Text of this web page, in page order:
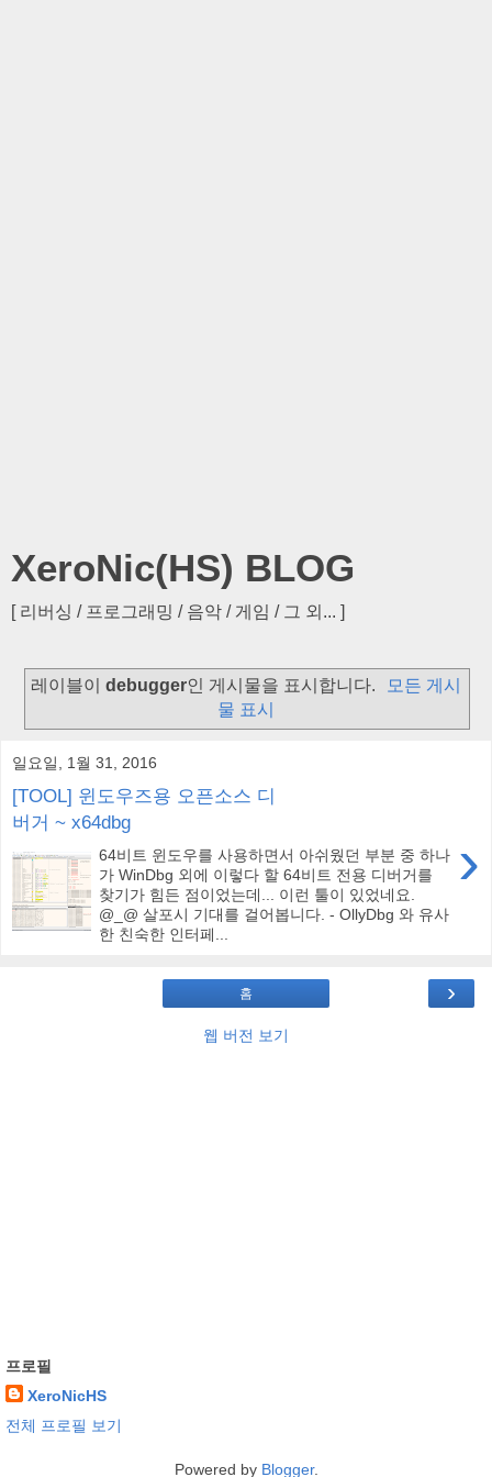
XeroNic(HS) BLOG
[ 리버싱 / 프로그래밍 / 음악 / 게임 / 그 외... ]
레이블이 debugger인 게시물을 표시합니다.
모든 게시
물 표시
일요일, 1월 31, 2016
[TOOL] 윈도우즈용 오픈소스 디
버거 ~ x64dbg
›
64비트 윈도우를 사용하면서 아쉬웠던 부분 중 하나
가 WinDbg 외에 이렇다 할 64비트 전용 디버거를
찾기가 힘든 점이었는데... 이런 툴이 있었네요.
@_@ 살포시 기대를 걸어봅니다. - OllyDbg 와 유사
한 친숙한 인터페...
›
홈
웹 버전 보기
프로필
XeroNicHS
전체 프로필 보기
Powered by Blogger.